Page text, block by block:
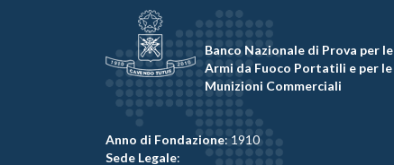
Banco Nazionale di Prova per le
Armi da Fuoco Portatili e per le
Munizioni Commerciali
Anno di Fondazione: 1910
Sede Legale: